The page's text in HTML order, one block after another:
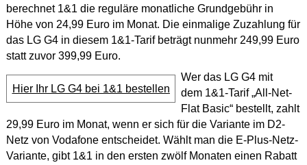
berechnet 1&1 die reguläre monatliche Grundgebühr in
Höhe von 24,99 Euro im Monat. Die einmalige Zuzahlung für
das LG G4 in diesem 1&1-Tarif beträgt nunmehr 249,99 Euro
statt zuvor 399,99 Euro.
Hier Ihr LG G4 bei 1&1 bestellen
Wer das LG G4 mit
dem 1&1-Tarif „All-Net-
Flat Basic“ bestellt, zahlt
29,99 Euro im Monat, wenn er sich für die Variante im D2-
Netz von Vodafone entscheidet. Wählt man die E-Plus-Netz-
Variante, gibt 1&1 in den ersten zwölf Monaten einen Rabatt